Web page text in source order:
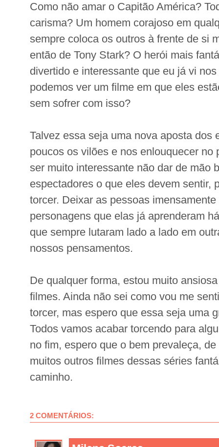
Como não amar o Capitão América?
carisma? Um homem corajoso em
sempre coloca os outros à frente de si
então de Tony Stark? O herói mais
divertido e interessante que eu já vi
podemos ver um filme em que eles
sem sofrer com isso?
Talvez essa seja uma nova aposta dos
poucos os vilões e nos enlouquecer no
ser muito interessante não dar de mão
espectadores o que eles devem sentir,
torcer. Deixar as pessoas
personagens que elas já aprenderam
que sempre lutaram lado a lado em
nossos pensamentos.
De qualquer forma, estou muito
filmes. Ainda não sei como vou me
torcer, mas espero que essa seja uma
Todos vamos acabar torcendo para
no fim, espero que o bem prevaleça,
muitos outros filmes dessas séries
caminho.
2 COMENTÁRIOS: